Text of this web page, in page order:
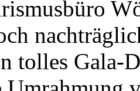
tolles Gala-